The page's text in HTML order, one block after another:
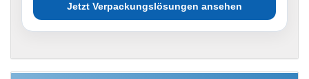
Jetzt Verpackungslösungen ansehen